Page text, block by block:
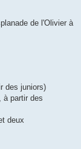
de l'Olivier à
des juniors)
à partir des
deux